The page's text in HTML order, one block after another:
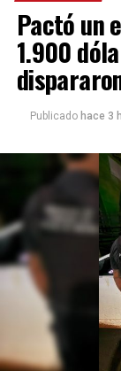
Pactó un
1.900
Publicado hace 3